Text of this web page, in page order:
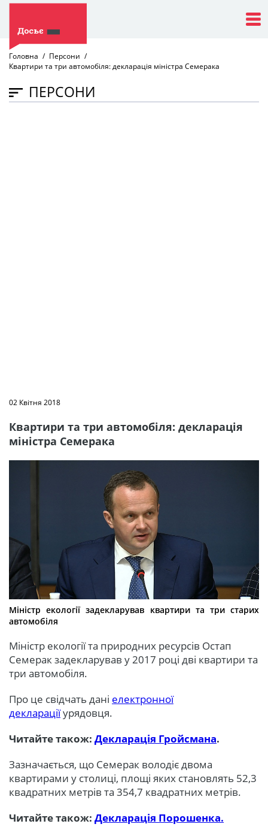
Головна
Персони
Квартири та три автомобіля: декларація міністра Семерака
ПЕРСОНИ
02 Квітня 2018
Квартири та три автомобіля: декларація
міністра Семерака
Міністр екології задекларував квартири та три старих
автомобіля
Міністр екології та природних ресурсів Остап
Семерак задекларував у 2017 році дві квартири та
три автомобіля.
Про це свідчать дані електронної
деклараціїурядовця.
Читайте також: Декларація Гройсмана.
Зазначається, що Семерак володіє двома
квартирами у столиці, площі яких становлять 52,3
квадратних метрів та 354,7 квадратних метрів.
Читайте також: Декларація Порошенка.